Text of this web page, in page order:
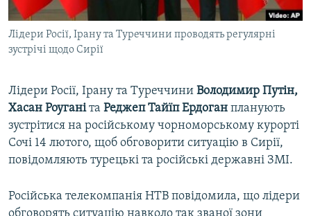
СВІДЧЕННЯ ОКУПАЦІЇ
УКРАЇНСЬКА ПРОБЛЕМА КРИМУ
Qırımtatar
Усі сайти RFE/RL
Лідери Росії, Ірану та Туреччини проводять регулярні
зустрічі щодо Сирії
Лідери Росії, Ірану та Туреччини Володимир Путін,
Хасан Роуганіта Реджеп Тайїп Ердоган планують
зустрітися на російському чорноморському курорті
Сочі 14 лютого, щоб обговорити ситуацію в Сирії,
повідомляють турецькі та російські державні ЗМІ.
Російська телекомпанія НТВ повідомила, що лідери